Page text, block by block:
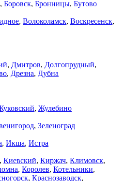
, Боровск, Бронницы, Бутово
, Волоколамск, Воскресенск,
, Дмитров, Долгопрудный,
, Дрезна, Дубна
, Жулебино
, Зеленоград
, Икша, Истра
, Киевский, Киржач, Климовск,
, Королев, Котельники,
, Краснозаводск,